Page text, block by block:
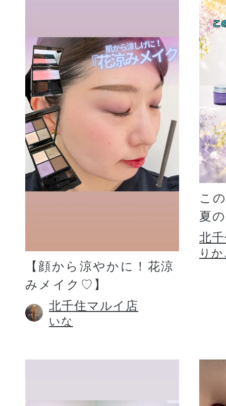
【顔から涼やかに！花涼
みメイク♡】
北千住マルイ店
いな
こ
夏
北
り